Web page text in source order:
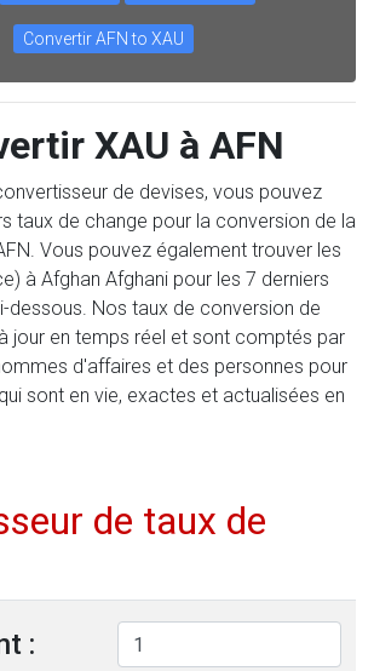
Convertir AFN to XAU
XAU à AFN
de devises, vous pouvez
taux de change pour la conversion de la
Vous pouvez également trouver les
à Afghan Afghani pour les 7 derniers
dessous. Nos taux de conversion de
jour en temps réel et sont comptés par
d'affaires et des personnes pour
sont en vie, exactes et actualisées en
de taux de
: